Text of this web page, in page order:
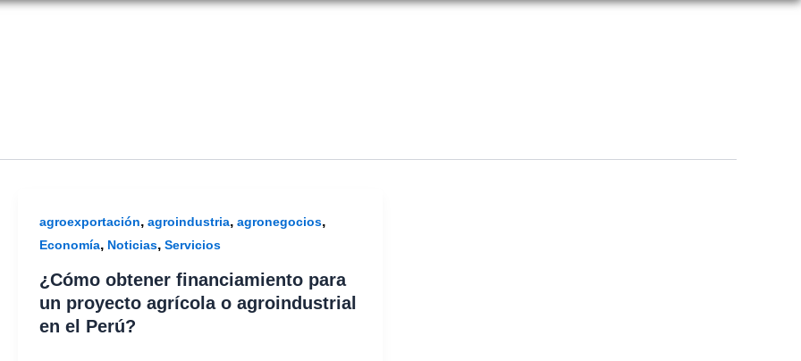
agroexportación, agroindustria, agronegocios,
Economía, Noticias, Servicios
¿Cómo obtener financiamiento para
un proyecto agrícola o agroindustrial
en el Perú?